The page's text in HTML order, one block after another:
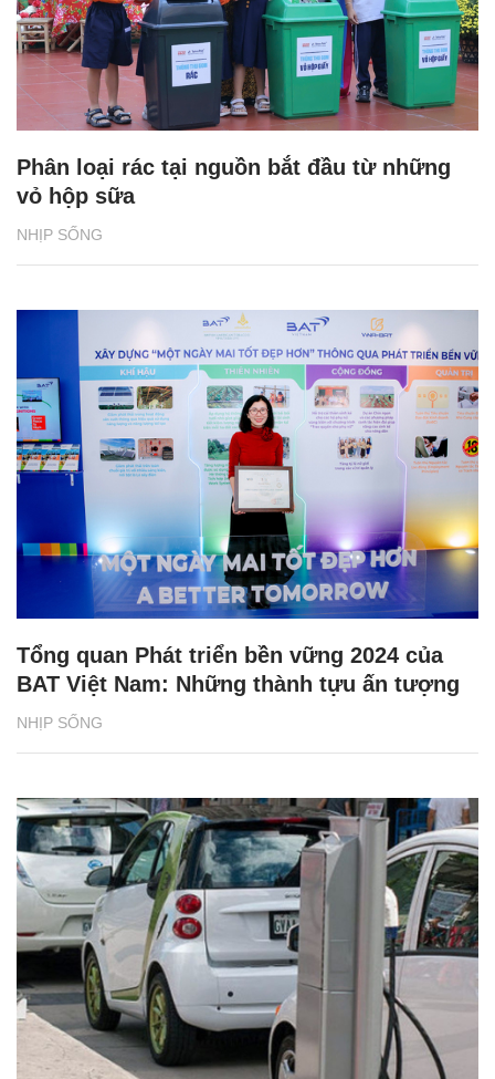
NHỊP SỐNG
Phân loại rác tại nguồn bắt đầu từ những
vỏ hộp sữa
NHỊP SỐNG
Tổng quan Phát triển bền vững 2024 của
BAT Việt Nam: Những thành tựu ấn tượng